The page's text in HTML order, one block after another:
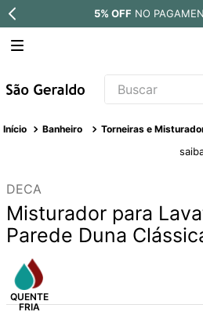
5% OFF NO
Buscar
Banheiro Torneiras e
DECA
Misturador para
Parede Duna
TERMOS MAIS BUSCADOS
4 º
torneira
º
6º
7º
black matte